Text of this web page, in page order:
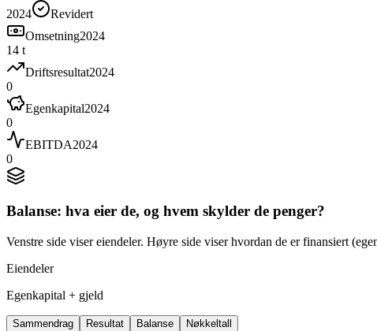
2024
Revidert
Omsetning2024
14 t
Driftsresultat2024
0
Egenkapital2024
0
EBITDA2024
0
Balanse: hva eier de, og hvem skylder de penger?
Venstre side viser eiendeler. Høyre side viser hvordan de er finansiert
Eiendeler
Egenkapital + gjeld
Sammendrag Resultat Balanse Nøkkeltall